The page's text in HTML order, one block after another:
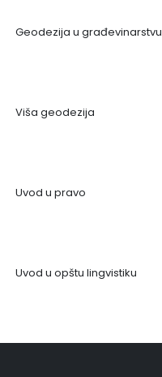
Geodezija u građevinarstvu
Viša geodezija
Uvod u pravo
Uvod u opštu lingvistiku